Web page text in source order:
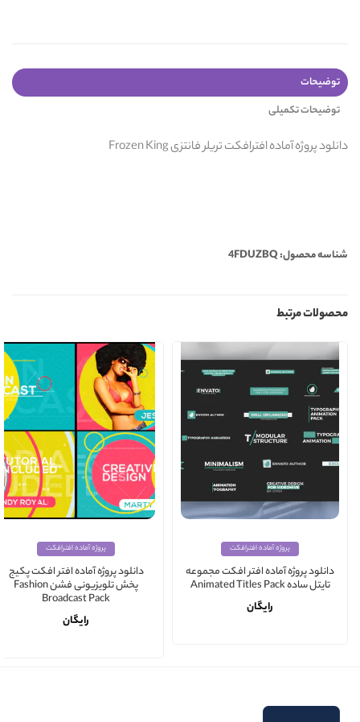
توضیحات
توضیحات تکمیلی
دانلود پروژه آماده افترافکت تریلر فانتزی Frozen King
شناسه محصول: 4FDUZBQ
محصولات مرتبط
پروژه آماده افترافکت
دانلود پروژه آماده افتر افکت مجموعه
تایتل ساده Animated Titles Pack
رایگان
پروژه آماده افترافکت
دانلود پروژه آماده افتر افکت پکیج
پخش تلویزیونی فشن Fashion
Broadcast Pack
رایگان